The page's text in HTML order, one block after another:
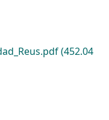
(452.04